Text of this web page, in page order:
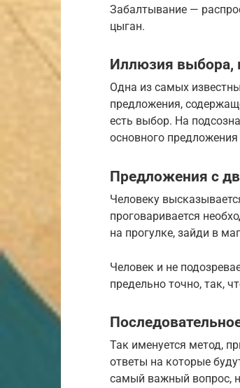
Забалтывание —
цыган.
Иллюзия выбора,
Одна из самых
предложения,
есть выбор. На
основного
Предложения с
Человеку
проговаривается
на прогулке, зайди в
Человек и не
предельно точно, так,
Так именуется метод,
ответы на которые
самый важный вопрос,